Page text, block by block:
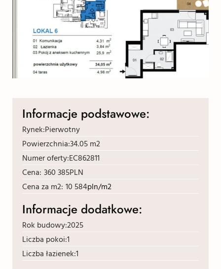
Informacje podstawowe:
Rynek:Pierwotny
Powierzchnia:34.05 m2
Numer oferty:EC862811
Cena: 360 385PLN
Cena za m2: 10 584pln/m2
Informacje dodatkowe:
Rok budowy:2025
Liczba pokoi:1
Liczba łazienek:1